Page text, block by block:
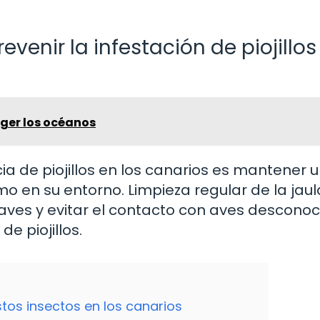
la infestación de
los océanos
de piojillos en los canarios es mantener
en su entorno. Limpieza regular de la
y evitar el contacto con aves
piojillos.
insectos en los canarios